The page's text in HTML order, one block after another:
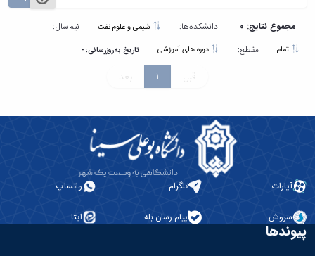
مجموع نتایج: 0 دانشکده‌ها: نیم‌سال:
مقطع: دوره های آموزشی تاریخ به‌روزرسانی: -
قبل 1 بعد
آپارات تلگرام واتساپ
سروش پیام رسان بله ایتا
پیوندها